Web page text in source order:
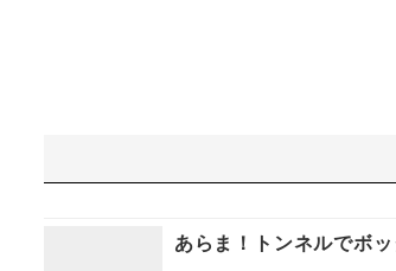
あらま！トンネルでボ